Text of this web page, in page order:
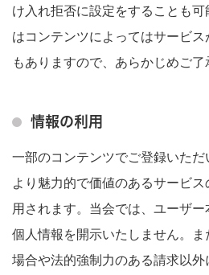
け入れ拒否に設定をすることも
はコンテンツによってはサービ
もありますので、あらかじめご了
情報の利用
一部のコンテンツでご登録いただ
より魅力的で価値のあるサービ
用されます。当会では、ユーザ
個人情報を開示いたしません。
場合や法的強制力のある請求以